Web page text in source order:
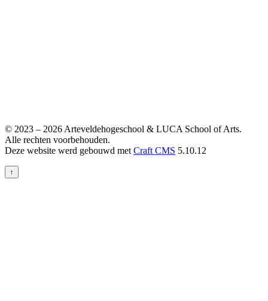
© 2023 – 2026 Arteveldehogeschool & LUCA School of Arts.
Alle rechten voorbehouden.
Deze website werd gebouwd met Craft CMS 5.10.12
↑